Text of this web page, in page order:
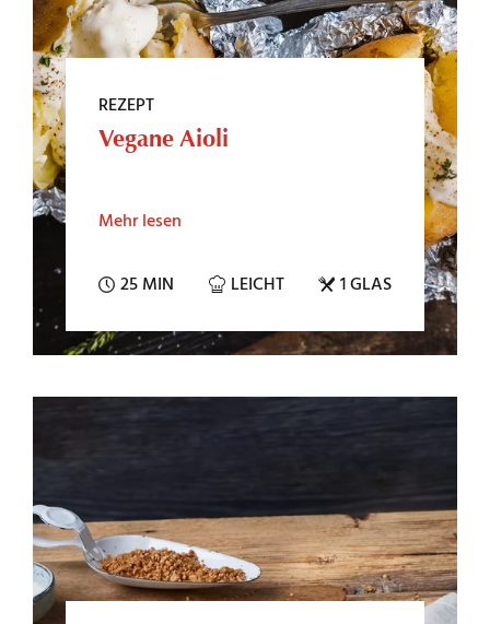
REZEPT
Vegane Aioli
Mehr lesen
25 MIN LEICHT 1 GLAS